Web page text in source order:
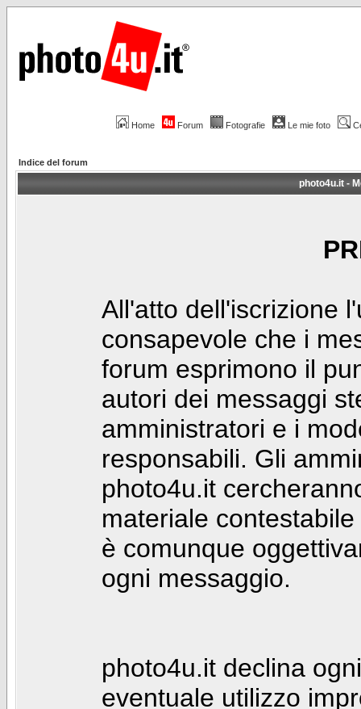
Home Forum Fotografie Le mie foto
Indice del forum
photo4u.it -
All'atto dell'iscrizione
consapevole che i
forum esprimono il
autori dei messaggi
amministratori e i
responsabili. Gli
photo4u.it
materiale
è comunque
ogni messaggio.
photo4u.it declina
eventuale utilizzo